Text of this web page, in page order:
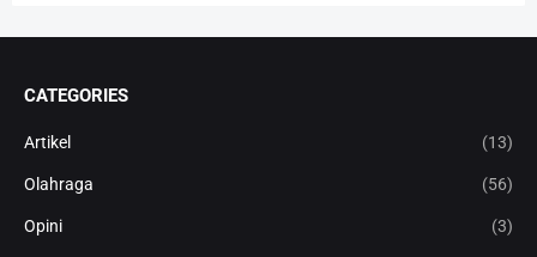
CATEGORIES
Artikel (13)
Olahraga (56)
Opini (3)